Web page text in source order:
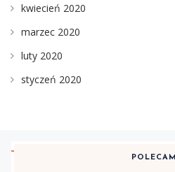
kwiecień 2020
marzec 2020
luty 2020
styczeń 2020